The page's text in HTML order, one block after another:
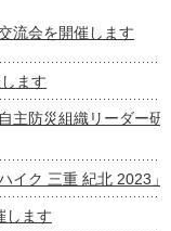
流会を開催します
ます
主防災組織リーダー研
イク 三重 紀北 2023
します